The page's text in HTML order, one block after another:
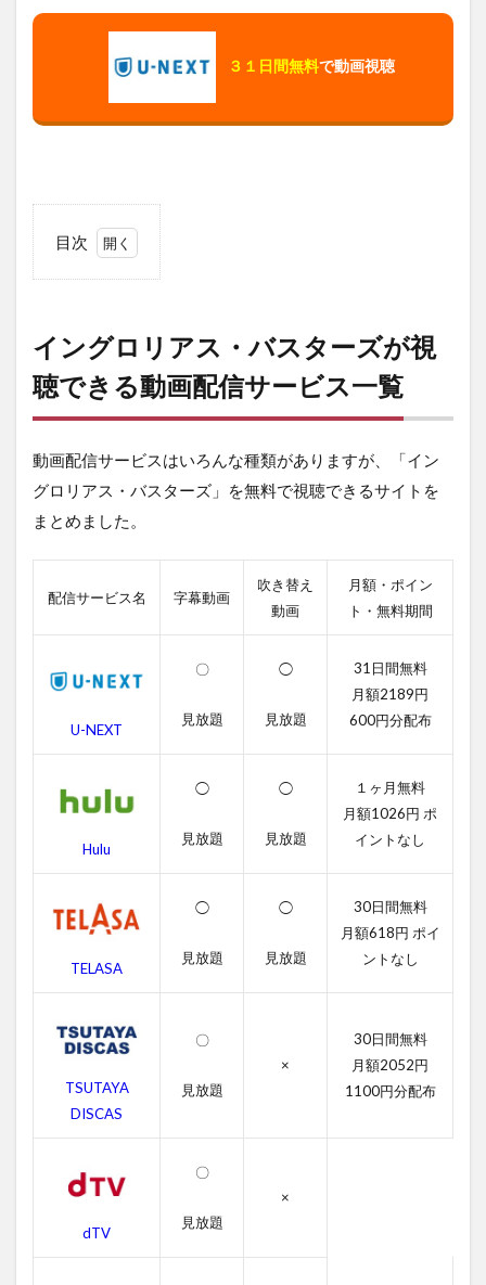
３１日間無料で動画視聴
目次
リア
ス・
バス
ター
ズが
でき
画配
信サ
ス一
リア
バス
無料
動画
グロ
リア
バス
ター
字幕
動画
2.2
吹き
3
リア
イングロリアス・バスターズが視
聴できる動画配信サービス一覧
動画配信サービスはいろんな種類がありますが、「イン
グロリアス・バスターズ」を無料で視聴できるサイトを
まとめました。
配信サービス名 字幕動画
吹き替え
動画
月額・ポイン
ト・無料期間
U-NEXT
〇
見放題
◯
見放題
31日間無料
月額2189円
600円分配布
Hulu
◯
見放題
◯
見放題
１ヶ月無料
月額1026円 ポ
イントなし
TELASA
◯
見放題
◯
見放題
30日間無料
月額618円 ポイ
ントなし
TSUTAYA
DISCAS
〇
見放題
×
30日間無料
月額2052円
1100円分配布
dTV
〇
見放題
×